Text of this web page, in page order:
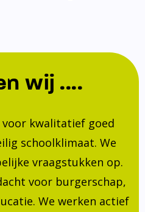
wij ....
voor kwalitatief goed
schoolklimaat. We
vraagstukken op.
voor burgerschap,
We werken actief